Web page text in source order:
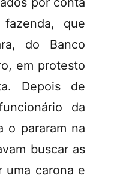
que
do Banco
em protesto
Depois de
da
o pararam na
buscar as
uma carona e